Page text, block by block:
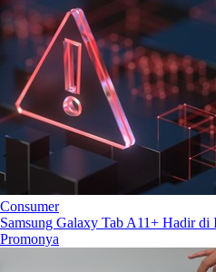
Consumer
Samsung Galaxy Tab A11+ Hadir di
Promonya